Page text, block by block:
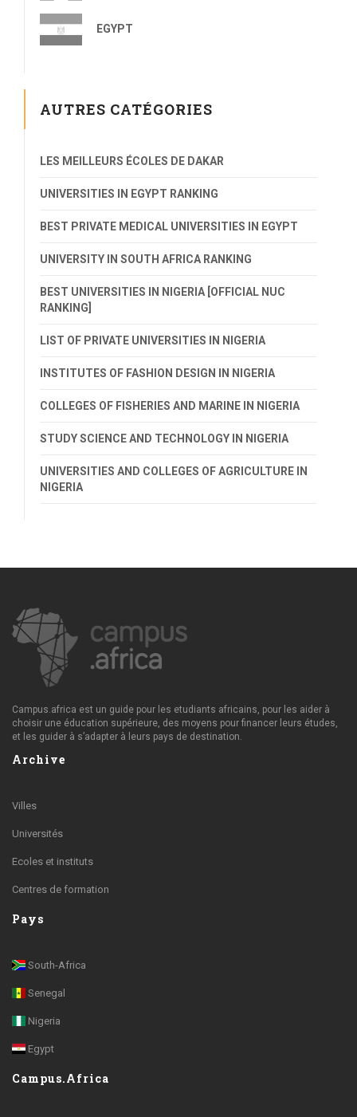
EGYPT
AUTRES CATÉGORIES
LES MEILLEURS ÉCOLES DE DAKAR
UNIVERSITIES IN EGYPT RANKING
BEST PRIVATE MEDICAL UNIVERSITIES IN EGYPT
UNIVERSITY IN SOUTH AFRICA RANKING
BEST UNIVERSITIES IN NIGERIA [OFFICIAL NUC
RANKING]
LIST OF PRIVATE UNIVERSITIES IN NIGERIA
INSTITUTES OF FASHION DESIGN IN NIGERIA
COLLEGES OF FISHERIES AND MARINE IN NIGERIA
STUDY SCIENCE AND TECHNOLOGY IN NIGERIA
UNIVERSITIES AND COLLEGES OF AGRICULTURE IN
NIGERIA
Campus.africa est un guide pour les etudiants africains, pour les aider à
choisir une éducation supérieure, des moyens pour financer leurs études,
et les guider à s’adapter à leurs pays de destination.
Archive
Villes
Universités
Ecoles et instituts
Centres de formation
Pays
South-Africa
Senegal
Nigeria
Egypt
Campus.Africa